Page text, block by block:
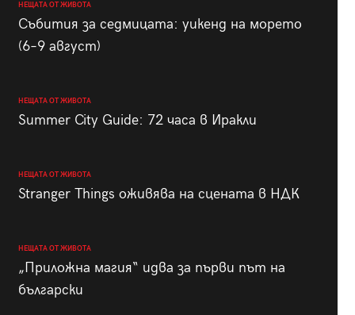
НЕЩАТА ОТ ЖИВОТА
Събития за седмицата: уикенд на морето
(6–9 август)
НЕЩАТА ОТ ЖИВОТА
Summer City Guide: 72 часа в Иракли
НЕЩАТА ОТ ЖИВОТА
Stranger Things оживява на сцената в НДК
НЕЩАТА ОТ ЖИВОТА
„Приложна магия“ идва за първи път на
български